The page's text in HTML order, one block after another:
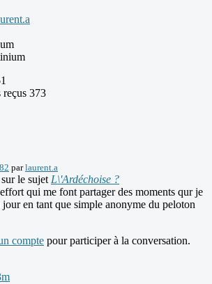
reçus 373
parlaurent.a
sur le sujet L\'Ardéchoise ?
qui me font partager des moments qur je
en tant que simple anonyme du peloton
compte pour participer à la conversation.